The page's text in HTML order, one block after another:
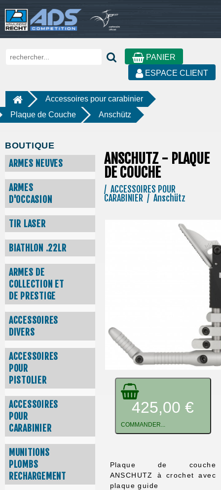
PANIER
ESPACE CLIENT
Accessoires pour carabinier
Plaque de Couche
Anschütz
BOUTIQUE
ARMES NEUVES
ARMES
D'OCCASION
TIR LASER
BIATHLON .22LR
ARMES DE
COLLECTION ET
DE PRESTIGE
ACCESSOIRES
DIVERS
ACCESSOIRES
POUR
PISTOLIER
ACCESSOIRES
POUR
CARABINIER
MUNITIONS
PLOMBS
RECHARGEMENT
ANSCHUTZ - PLAQUE
DE COUCHE
/ ACCESSOIRES POUR
CARABINIER / Anschütz
425,00 €
COMMANDER...
Plaque de couche
ANSCHUTZ à crochet avec
plaque guide